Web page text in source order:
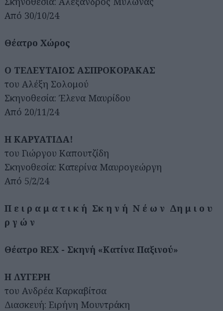
Από 30/10/24
Θέατρο Χώρος
Ο ΤΕΛΕΥΤΑΙΟΣ ΑΣΠΡΟΚΟΡΑΚΑΣ
του Αλέξη Σολομού
Σκηνοθεσία: Έλενα Μαυρίδου
Από 20/11/24
Η ΚΑΡΥΑΤΙΔΑ!
του Γιώργου Καπουτζίδη
Σκηνοθεσία: Κατερίνα Μαυρογεώργη
Από 5/2/24
Π ε ι ρ α μ α τ ι κ ή Σκ η ν ή Ν έ ω ν Δη μ ι ο υ
ρ γ ώ ν
Θέατρο REX - Σκηνή «Κατίνα Παξινού»
Η ΛΥΓΕΡΗ
του Ανδρέα Καρκαβίτσα
Διασκευή: Ειρήνη Μουντράκη